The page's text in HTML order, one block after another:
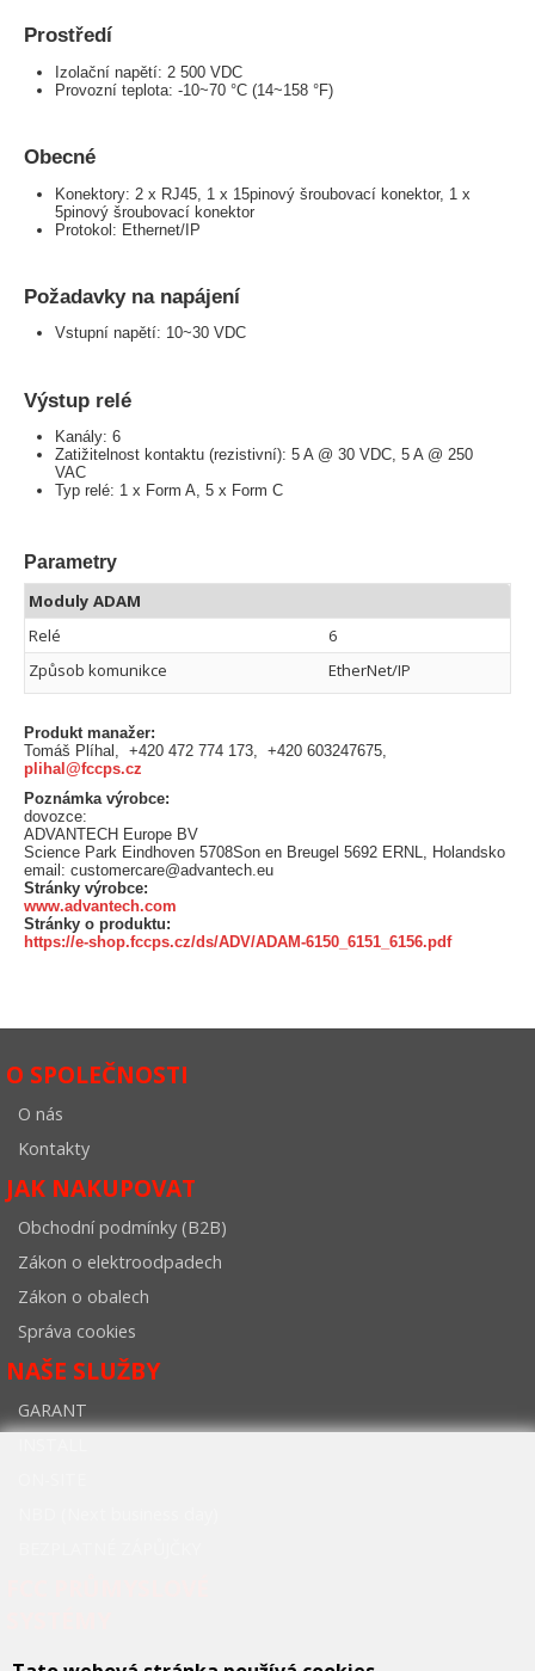
Prostředí
Izolační napětí: 2 500 VDC
Provozní teplota: -10~70 °C (14~158 °F)
Obecné
Konektory: 2 x RJ45, 1 x 15pinový šroubovací konektor, 1 x
5pinový šroubovací konektor
Protokol: Ethernet/IP
Požadavky na napájení
Vstupní napětí: 10~30 VDC
Výstup relé
Kanály: 6
Zatižitelnost kontaktu (rezistivní): 5 A @ 30 VDC, 5 A @ 250
VAC
Typ relé: 1 x Form A, 5 x Form C
Parametry
Moduly ADAM
Relé
6
Způsob komunikce
EtherNet/IP
Produkt manažer:
Tomáš Plíhal, +420 472 774 173, +420 603247675,
plihal@fccps.cz
Poznámka výrobce:
dovozce:
ADVANTECH Europe BV
Science Park Eindhoven 5708Son en Breugel 5692 ERNL, Holandsko
email: customercare@advantech.eu
Stránky výrobce:
www.advantech.com
Stránky o produktu:
https://e-shop.fccps.cz/ds/ADV/ADAM-6150_6151_6156.pdf
O SPOLEČNOSTI
O nás
Kontakty
JAK NAKUPOVAT
Obchodní podmínky (B2B)
Zákon o elektroodpadech
Zákon o obalech
Správa cookies
NAŠE SLUŽBY
GARANT